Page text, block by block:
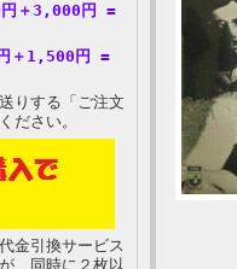
＋3,000円 =
＋1,500円 =
りする「ご注文
ださい。
金引換サービス
、同時に２枚以